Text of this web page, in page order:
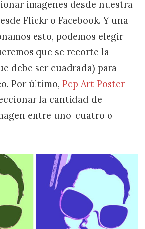
imagenes desde nuestra
Flickr o Facebook. Y una
esto, podemos elegir
que se recorte la
debe ser cuadrada) para
Por último, Pop Art Poster
la cantidad de
entre uno, cuatro o